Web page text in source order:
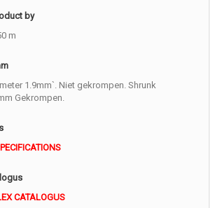
by
m
1.9mm`. Niet gekrompen. Shrunk
Gekrompen.
CATALOGUS